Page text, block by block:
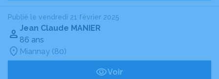
Publié le vendredi 21 février 2025
Jean Claude MANIER
86 ans
Miannay (80)
Voir